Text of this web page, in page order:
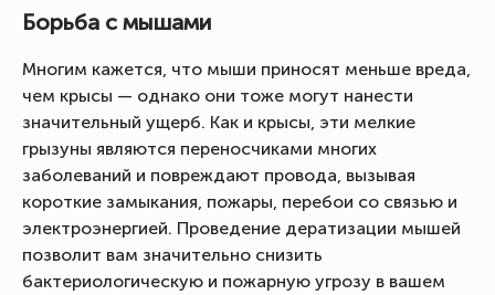
Борьба с мышами
Многим кажется, что мыши приносят меньше вреда,
чем крысы — однако они тоже могут нанести
значительный ущерб. Как и крысы, эти мелкие
грызуны являются переносчиками многих
заболеваний и повреждают провода, вызывая
короткие замыкания, пожары, перебои со связью и
электроэнергией. Проведение дератизации мышей
позволит вам значительно снизить
бактериологическую и пожарную угрозу в вашем